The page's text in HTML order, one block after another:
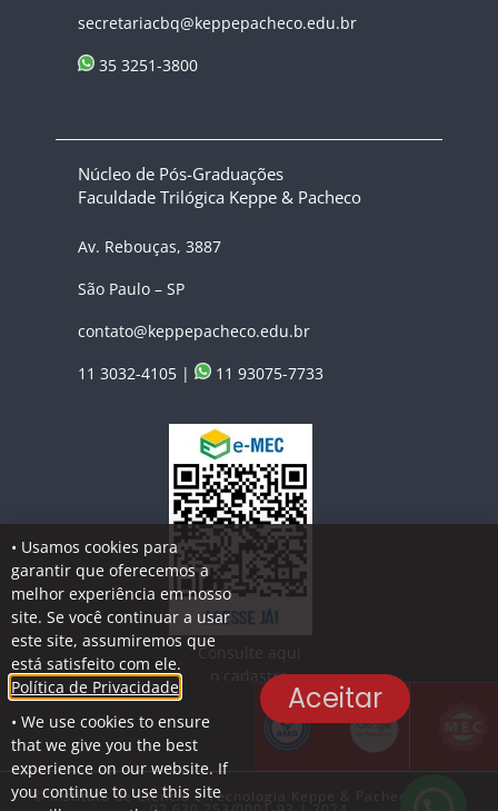
secretariacbq@keppepacheco.edu.br
35 3251-3800
Núcleo de Pós-Graduações
Faculdade Trilógica Keppe & Pacheco
Av. Rebouças, 3887
São Paulo – SP
contato@keppepacheco.edu.br
11 3032-4105 |
11 93075-7733
Consulte aqui
o cadastro
da Instituição
no Sistema e-MEC
© Instituto de Ciência e Tecnologia Keppe & Pacheco - CNPJ
• Usamos cookies para
garantir que oferecemos a
melhor experiência em nosso
site. Se você continuar a usar
este site, assumiremos que
está satisfeito com ele.
Política de Privacidade
• We use cookies to ensure
that we give you the best
experience on our website. If
you continue to use this site
Aceitar